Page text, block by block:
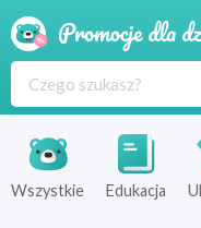
Wszystkie Edukacja